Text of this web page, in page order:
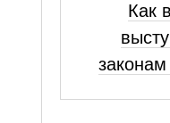
Как